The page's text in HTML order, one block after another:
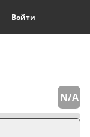
Войти
N/A